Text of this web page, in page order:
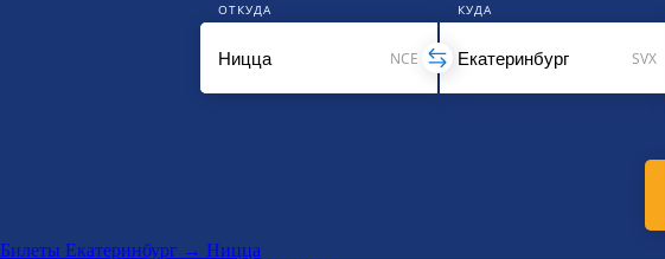
ОТКУДА
NCE
КУДА
SVX
Билеты Екатеринбург → Ницца